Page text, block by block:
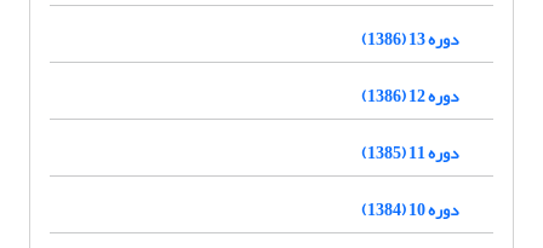
دوره 13 (1386)
دوره 12 (1386)
دوره 11 (1385)
دوره 10 (1384)